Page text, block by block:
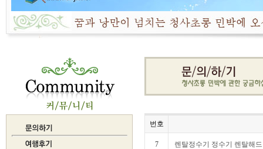
번호
7 렌탈정수기 정수기 렌탈해